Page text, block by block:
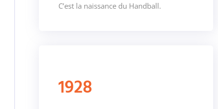
C’est la naissance du Handball.
1928